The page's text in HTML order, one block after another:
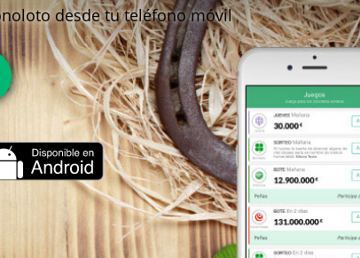
desde tu teléfono móvil